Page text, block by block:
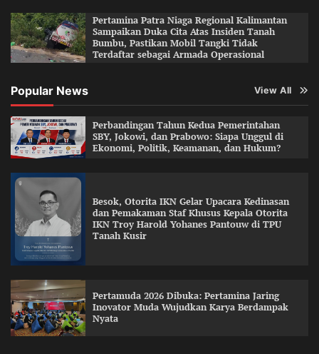
Pertamina Patra Niaga Regional Kalimantan
Sampaikan Duka Cita Atas Insiden Tanah
Bumbu, Pastikan Mobil Tangki Tidak
Terdaftar sebagai Armada Operasional
Popular News View All
Perbandingan Tahun Kedua Pemerintahan
SBY, Jokowi, dan Prabowo: Siapa Unggul di
Ekonomi, Politik, Keamanan, dan Hukum?
Besok, Otorita IKN Gelar Upacara Kedinasan
dan Pemakaman Staf Khusus Kepala Otorita
IKN Troy Harold Yohanes Pantouw di TPU
Tanah Kusir
Pertamuda 2026 Dibuka: Pertamina Jaring
Inovator Muda Wujudkan Karya Berdampak
Nyata